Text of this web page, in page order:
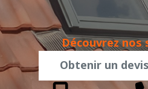
Découvrez nos
Obtenir un